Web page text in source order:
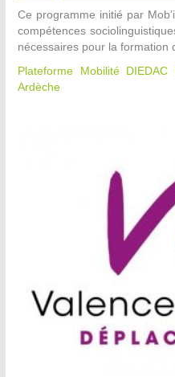
Ce programme initié par
compétences
nécessaires pour la formation
Plateforme Mobilité
Ardèche